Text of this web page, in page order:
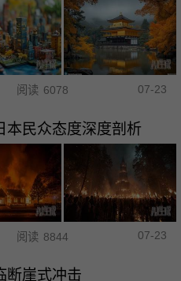
阅读 6078 07-23
本民众态度深度剖析
阅读 8844 07-23
断崖式冲击